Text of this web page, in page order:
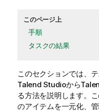
このページ上
手順
タスクの結果
このセクションでは、
Talend Studioから
る方法を説明します。
のアイテムを一元化、